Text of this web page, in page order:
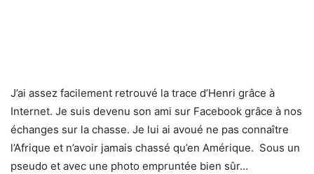
J’ai assez facilement retrouvé la trace d’Henri grâce à
Internet. Je suis devenu son ami sur Facebook grâce à nos
échanges sur la chasse. Je lui ai avoué ne pas connaître
l’Afrique et n’avoir jamais chassé qu’en Amérique. Sous un
pseudo et avec une photo empruntée bien sûr…